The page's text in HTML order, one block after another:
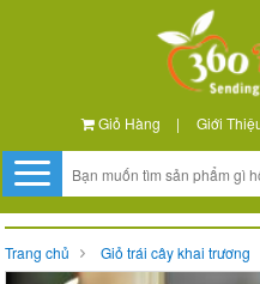
Giỏ Hàng | Giới
Trang chủ Giỏ trái cây khai trương